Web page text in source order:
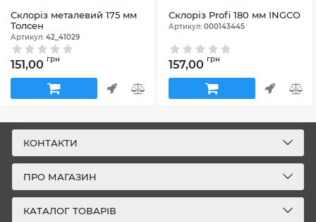
Склоріз металевий 175 мм
Толсен
Артикул: 42_41029
151,00 грн
Склоріз Profi 180 мм INGCO
Артикул: 000143445
157,00 грн
КОНТАКТИ
ПРО МАГАЗИН
КАТАЛОГ ТОВАРІВ